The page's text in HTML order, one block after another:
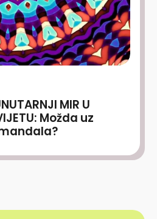
MIR U
Možda uz